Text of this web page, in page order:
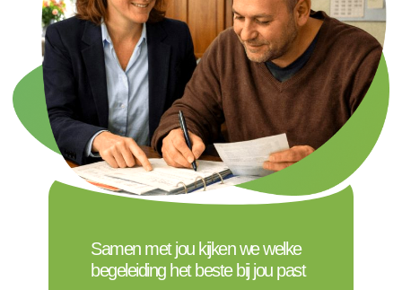
Samen met jou kijken we welke
begeleiding het beste bij jou past